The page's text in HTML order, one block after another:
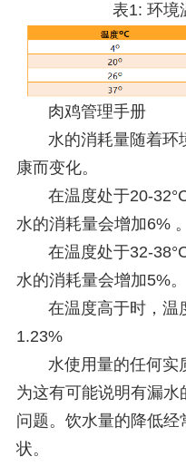
表1: 环境
肉鸡管理手册
水的消耗量随着环
康而变化。
在温度处于20-
水的消耗量会增加6% 。
在温度处于32-
水的消耗量会增加5%。
在温度高于时，温
1.23%
水使用量的任何实
为这有可能说明有漏
问题。饮水量的降低
状。